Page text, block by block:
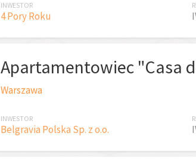
INWESTOR
4 Pory Roku
Apartamentowiec "Casa
Warszawa
INWESTOR
Belgravia Polska Sp. z o.o.